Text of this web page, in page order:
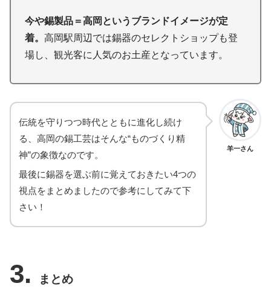
今や錫製品＝高岡というブランドイメージが定
着。高岡駅周辺では錫器のセレクトショップも登
場し、観光客に人気のお土産となっています。
羊一さん
伝統を守りつつ時代とともに進化し続け
る、高岡の錫工芸はそんな“ものづくり精
神”の象徴なのです。
最後に錫器を選ぶ前に覚えておきたい4つの
視点をまとめましたので参考にしてみて下
さい！
3. まとめ